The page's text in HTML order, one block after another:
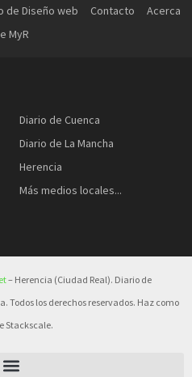
de Diseño web Contacto
Acerca
MyR
Diario de Cuenca
Diario de La Mancha
Herencia
Más medios locales...
– Herencia (Ciudad Real). Diario de
Todos los derechos reservados. Haz como
Stackscale.